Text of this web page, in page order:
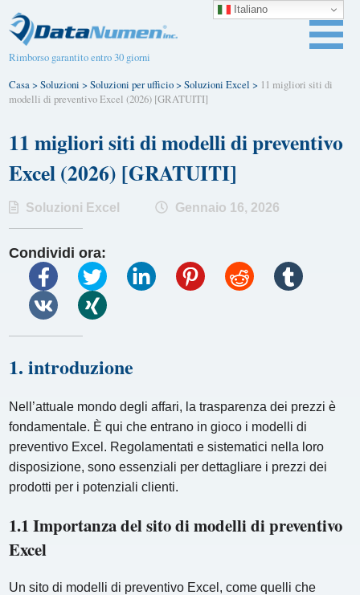
Rimborso garantito entro 30 giorni
Casa>Soluzioni >Soluzioni per ufficio>Soluzioni Excel > 11 migliori siti di
modelli di preventivo Excel (2026) [GRATUITI]
11 migliori siti di modelli di preventivo
Excel (2026) [GRATUITI]
Soluzioni Excel Gennaio 16, 2026
Condividi ora:
1. introduzione
Nell’attuale mondo degli affari, la trasparenza dei prezzi è
fondamentale. È qui che entrano in gioco i modelli di
preventivo Excel. Regolamentati e sistematici nella loro
disposizione, sono essenziali per dettagliare i prezzi dei
prodotti per i potenziali clienti.
1.1 Importanza del sito di modelli di preventivo
Excel
Un sito di modelli di preventivo Excel, come quelli che
Italiano